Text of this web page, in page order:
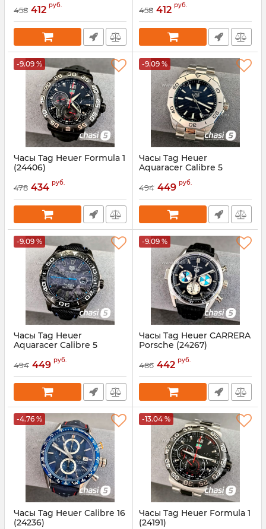
458 412 руб. 458 412 руб.
-9.09 %
Часы Tag Heuer Formula 1
(24406)
24406
478 434 руб.
-9.09 %
Часы Tag Heuer
Aquaracer Calibre 5
Артикул: 24404
494 449 руб.
-9.09 %
Часы Tag Heuer
Aquaracer Calibre 5
Артикул: 24403
494 449 руб.
-9.09 %
Часы Tag Heuer CARRERA
Porsche (24267)
24267
486 442 руб.
-4.76 %
Часы Tag Heuer Calibre 16
(24236)
-13.04 %
Часы Tag Heuer Formula 1
(24191)